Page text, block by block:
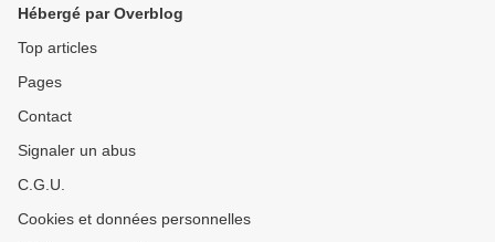
Hébergé par Overblog
Top articles
Pages
Contact
Signaler un abus
C.G.U.
Cookies et données personnelles